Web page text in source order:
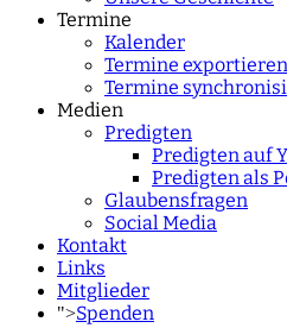
Termine
Kalender
Termine exportieren
Termine
Medien
Predigten
Predigten auf
Predigten als
Glaubensfragen
Social Media
Kontakt
Links
Mitglieder
">Spenden